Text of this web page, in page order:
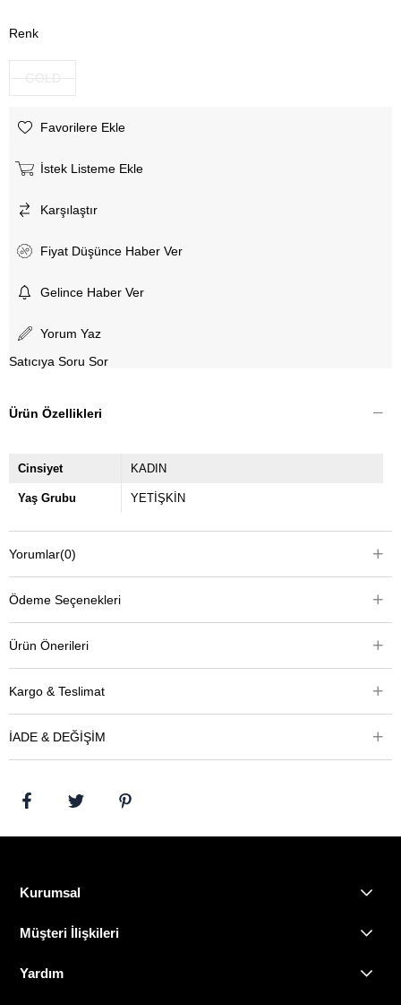
Renk
Favorilere Ekle
İstek Listeme Ekle
Karşılaştır
Fiyat Düşünce Haber Ver
Gelince Haber Ver
Yorum Yaz
Satıcıya Soru Sor
Ürün Özellikleri
Cinsiyet KADIN
Yaş Grubu YETİŞKİN
Yorumlar(0)
Ödeme Seçenekleri
Ürün Önerileri
Kargo & Teslimat
İADE & DEĞİŞİM
Kurumsal
Müşteri İlişkileri
Yardım